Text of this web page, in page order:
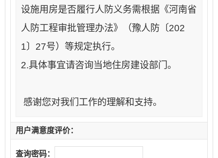
设施用房是否履行人防义务需根据《河南省
人防工程审批管理办法》（豫人防〔202
1〕27号）等规定执行。
2.具体事宜请咨询当地住房建设部门。
感谢您对我们工作的理解和支持。
用户满意度评价：
查询密码：